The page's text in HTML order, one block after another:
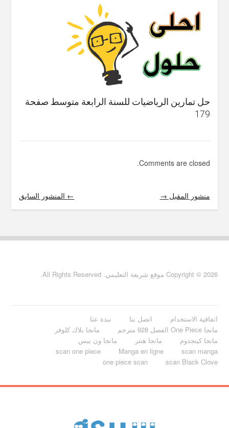
حل تمارين الرياضيات للسنة الرابعة متوسط صفحة
179
Comments are closed.
← المنشور السابق منشور المقبل →
Copyright © 2026 موقع شريعة التعليمي. All Rights Reserved.
اتفاقية الاستخدام اتصل بنا
نبذة عنا
مانجا One Piece الفصل 928 مترجم
مانجا بلاك كلوفر
مانجا كينجدوم
مانجا هنتر
مانجا ون بيس
scan manga
Manga en ligne
scan one piece
scan Black Clove
one piece scan